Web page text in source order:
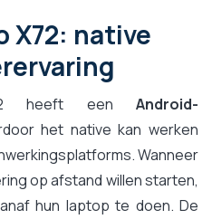
X72: native
heeft een Android-
het native kan werken
Wanneer
op afstand willen starten,
hun laptop te doen. De